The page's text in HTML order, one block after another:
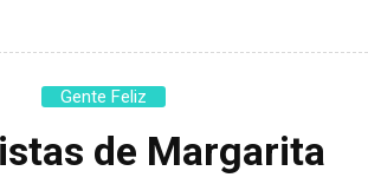
Gente Feliz
de Margarita